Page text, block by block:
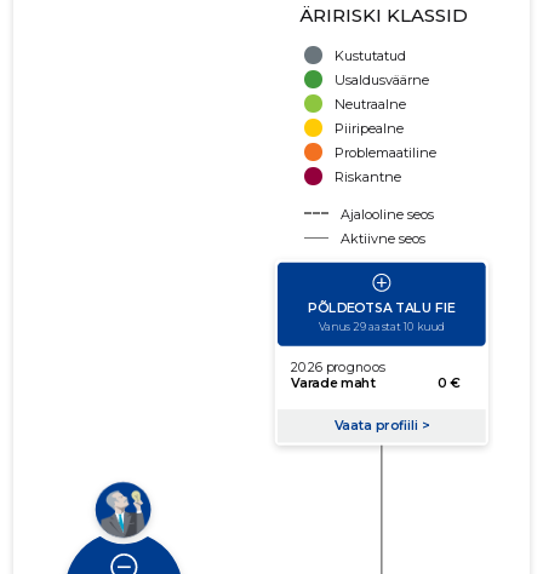
ÄRIRISKI KLASSID
Kustutatud
Usaldusväärne
Neutraalne
Piiripealne
Problemaatiline
Riskantne
Ajalooline seos
Aktiivne seos
käibe suurus
võla suurus